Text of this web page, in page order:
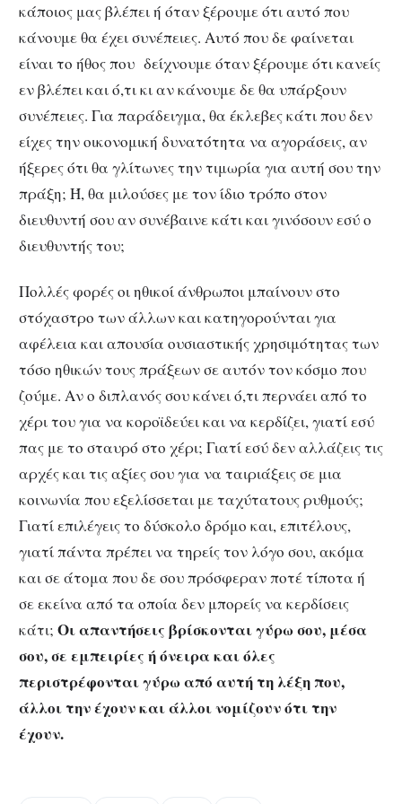
κάποιος μας βλέπει ή όταν ξέρουμε ότι αυτό που
κάνουμε θα έχει συνέπειες. Αυτό που δε φαίνεται
είναι το ήθος που δείχνουμε όταν ξέρουμε ότι κανείς
εν βλέπει και ό,τι κι αν κάνουμε δε θα υπάρξουν
συνέπειες. Για παράδειγμα, θα έκλεβες κάτι που δεν
είχες την οικονομική δυνατότητα να αγοράσεις, αν
ήξερες ότι θα γλίτωνες την τιμωρία για αυτή σου την
πράξη; Ή, θα μιλούσες με τον ίδιο τρόπο στον
διευθυντή σου αν συνέβαινε κάτι και γινόσουν εσύ ο
διευθυντής του;
Πολλές φορές οι ηθικοί άνθρωποι μπαίνουν στο
στόχαστρο των άλλων και κατηγορούνται για
αφέλεια και απουσία ουσιαστικής χρησιμότητας των
τόσο ηθικών τους πράξεων σε αυτόν τον κόσμο που
ζούμε. Αν ο διπλανός σου κάνει ό,τι περνάει από το
χέρι του για να κοροϊδεύει και να κερδίζει, γιατί εσύ
πας με το σταυρό στο χέρι; Γιατί εσύ δεν αλλάζεις τις
αρχές και τις αξίες σου για να ταιριάξεις σε μια
κοινωνία που εξελίσσεται με ταχύτατους ρυθμούς;
Γιατί επιλέγεις το δύσκολο δρόμο και, επιτέλους,
γιατί πάντα πρέπει να τηρείς τον λόγο σου, ακόμα
και σε άτομα που δε σου πρόσφεραν ποτέ τίποτα ή
σε εκείνα από τα οποία δεν μπορείς να κερδίσεις
κάτι; Οι απαντήσεις βρίσκονται γύρω σου, μέσα
σου, σε εμπειρίες ή όνειρα και όλες
περιστρέφονται γύρω από αυτή τη λέξη που,
άλλοι την έχουν και άλλοι νομίζουν ότι την
έχουν.